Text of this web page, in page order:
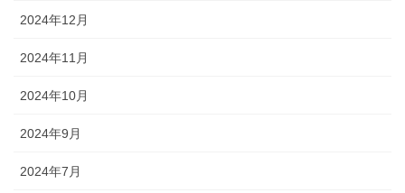
2024年12月
2024年11月
2024年10月
2024年9月
2024年7月